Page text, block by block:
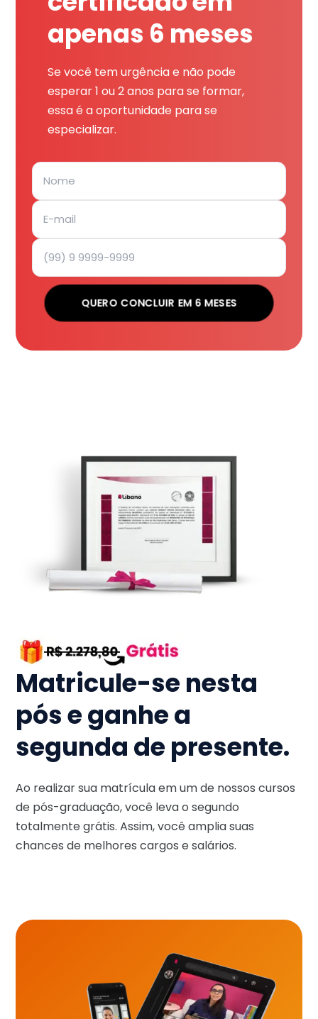
apenas 6 meses
Se você tem urgência e não pode
esperar 1 ou 2 anos para se formar,
essa é a oportunidade para se
especializar.
QUERO CONCLUIR EM 6 MESES
Matricule-se nesta
pós e ganhe a
segunda de presente.
Ao realizar sua matrícula em um de nossos cursos
de pós-graduação, você leva o segundo
totalmente grátis. Assim, você amplia suas
chances de melhores cargos e salários.